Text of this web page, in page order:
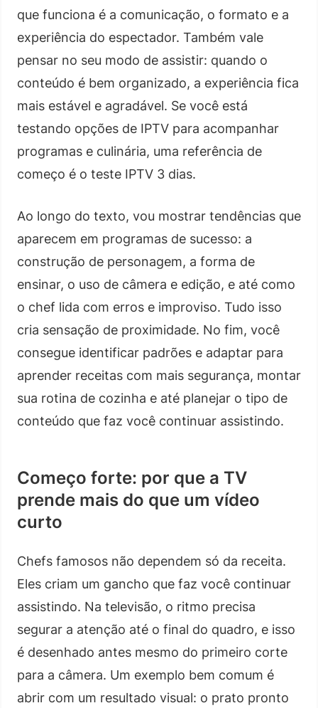
que funciona é a comunicação, o formato e a
experiência do espectador. Também vale
pensar no seu modo de assistir: quando o
conteúdo é bem organizado, a experiência fica
mais estável e agradável. Se você está
testando opções de IPTV para acompanhar
programas e culinária, uma referência de
começo é o teste IPTV 3 dias.
Ao longo do texto, vou mostrar tendências que
aparecem em programas de sucesso: a
construção de personagem, a forma de
ensinar, o uso de câmera e edição, e até como
o chef lida com erros e improviso. Tudo isso
cria sensação de proximidade. No fim, você
consegue identificar padrões e adaptar para
aprender receitas com mais segurança, montar
sua rotina de cozinha e até planejar o tipo de
conteúdo que faz você continuar assistindo.
Começo forte: por que a TV
prende mais do que um vídeo
curto
Chefs famosos não dependem só da receita.
Eles criam um gancho que faz você continuar
assistindo. Na televisão, o ritmo precisa
segurar a atenção até o final do quadro, e isso
é desenhado antes mesmo do primeiro corte
para a câmera. Um exemplo bem comum é
abrir com um resultado visual: o prato pronto